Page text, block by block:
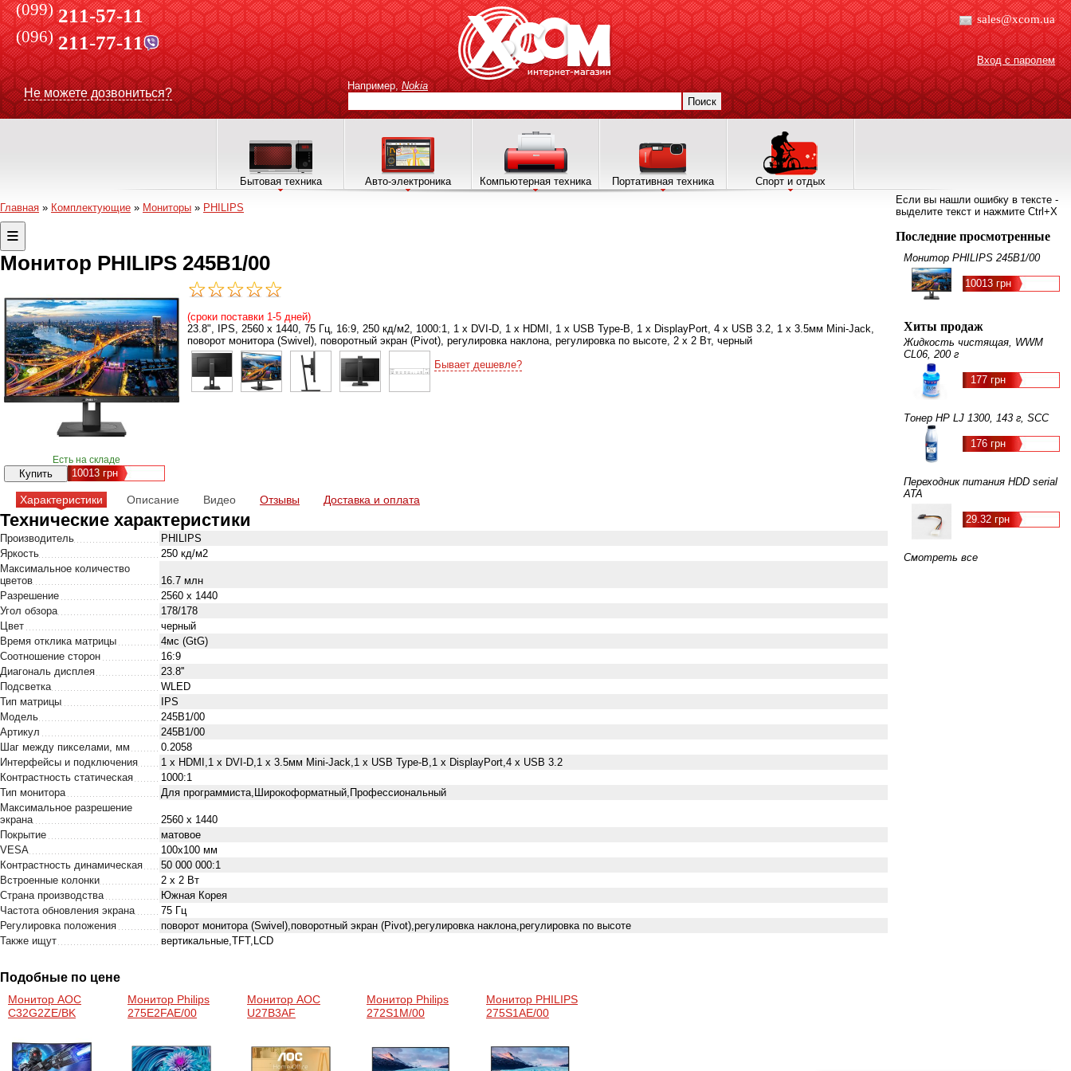
(099) 211-57-11
(096)211-77-11
Не можете дозвониться?
sales@xcom.ua
Вход с паролем
Например, Nokia
Поиск
Бытовая техника Авто-электроника Компьютерная техника Портативная техника Спорт и отдых
Главная » Комплектующие » Мониторы » PHILIPS
Монитор PHILIPS 245B1/00
Есть на складе
10013грн
(сроки поставки 1-5 дней)
23.8", IPS, 2560 х 1440, 75 Гц, 16:9, 250 кд/м2, 1000:1, 1 х DVI-D, 1 х HDMI, 1 х USB Type-B, 1 х DisplayPort, 4 x USB 3.2, 1 х 3.5мм Mini-Jack,
поворот монитора (Swivel), поворотный экран (Pivot), регулировка наклона, регулировка по высоте, 2 х 2 Вт, черный
Бывает дешевле?
Характеристики Описание Видео Отзывы Доставка и оплата
Технические характеристики
Производитель
PHILIPS
Яркость
250 кд/м2
Максимальное количество
цветов
16.7 млн
Разрешение
2560 x 1440
Угол обзора
178/178
Цвет
черный
Время отклика матрицы
4мс (GtG)
Соотношение сторон
16:9
Диагональ дисплея
23.8''
Подсветка
WLED
Тип матрицы
IPS
Модель
245B1/00
Артикул
245B1/00
Шаг между пикселами, мм
0.2058
Интерфейсы и подключения
1 х HDMI,1 х DVI-D,1 х 3.5мм Mini-Jack,1 х USB Type-B,1 х DisplayPort,4 x USB 3.2
Контрастность статическая
1000:1
Тип монитора
Для программиста,Широкоформатный,Профессиональный
Максимальное разрешение
экрана
2560 x 1440
Покрытие
матовое
VESA
100x100 мм
Контрастность динамическая
50 000 000:1
Встроенные колонки
2 х 2 Вт
Страна производства
Южная Корея
Частота обновления экрана
75 Гц
Регулировка положения
поворот монитора (Swivel),поворотный экран (Pivot),регулировка наклона,регулировка по высоте
Также ищут
вертикальные,TFT,LCD
Подобные по цене
Монитор AOC
C32G2ZE/BK
Монитор Philips
275E2FAE/00
Монитор AOC
U27B3AF
Монитор Philips
272S1M/00
Монитор PHILIPS
275S1AE/00
Если вы нашли ошибку в тексте -
выделите текст и нажмите Ctrl+X
Последние просмотренные
Монитор PHILIPS 245B1/00
10013 грн
Хиты продаж
Жидкость чистящая, WWM
CL06, 200 г
177 грн
Тонер HP LJ 1300, 143 г, SCC
176 грн
Переходник питания HDD serial
ATA
29.32 грн
Смотреть все